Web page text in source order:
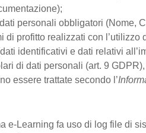
personali obbligatori (Nome,
di profitto realizzati con
identificativi e dati relativi
di dati personali (art. 9
essere trattate secondo l’
e-Learning fa uso di log file di